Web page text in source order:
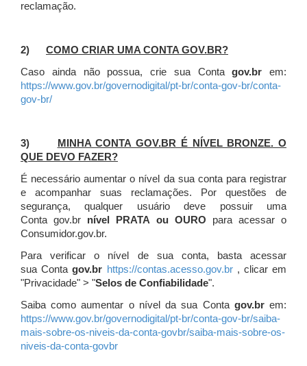
reclamação.
2) COMO CRIAR UMA CONTA GOV.BR?
Caso ainda não possua, crie sua Contagov.br em:
https://www.gov.br/governodigital/pt-br/conta-gov-br/conta-
gov-br/
3)
MINHA CONTA GOV.BR É NÍVEL BRONZE. O
QUE DEVO FAZER?
É necessário aumentar o nível da sua conta para registrar
e acompanhar suas reclamações. Por questões de
segurança, qualquer usuário deve possuir uma
Conta gov.br nível PRATA ou OURO para acessar o
Consumidor.gov.br.
Para verificar o nível de sua conta, basta acessar
sua Contagov.br https://contas.acesso.gov.br, clicar em
"Privacidade" > "Selos de Confiabilidade".
Saiba como aumentar o nível da sua Conta gov.brem:
https://www.gov.br/governodigital/pt-br/conta-gov-br/saiba-
mais-sobre-os-niveis-da-conta-govbr/saiba-mais-sobre-os-
niveis-da-conta-govbr